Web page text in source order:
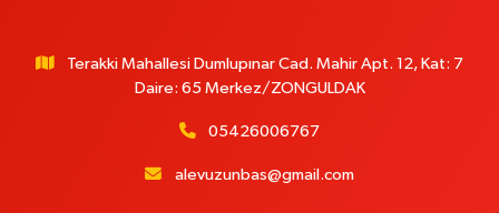
Terakki Mahallesi Dumlupınar Cad. Mahir Apt. 12, Kat: 7
Daire: 65 Merkez/ZONGULDAK
05426006767
alevuzunbas@gmail.com